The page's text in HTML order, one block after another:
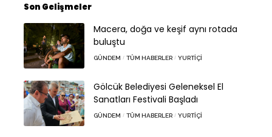
Son Gelişmeler
Macera, doğa ve keşif aynı rotada
buluştu
GÜNDEM TÜM HABERLER YURTIÇI
Gölcük Belediyesi Geleneksel El
Sanatları Festivali Başladı
GÜNDEM TÜM HABERLER YURTIÇI